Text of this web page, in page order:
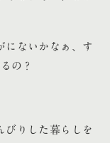
にないかなぁ、す
の？
びりした暮らしを